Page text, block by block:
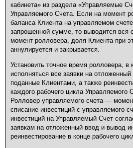
кабинета» из раздела «Управляемые
Управляемого Счета. Если на момент
баланса Клиента на управляемом
запрошенной сумме, то выводится вся
момент ролловера, доля Клиента при
аннулируется и закрывается.
Установить точное время ролловера, в
исполняться все заявки на
поданные Клиентами, а также
каждого рабочего цикла Управляемого
Ролловер управляемого счета —
списание инвестиций с управляемого
инвестиций на Управляемый Счет
заявкам на отложенный ввод и вывод
реинвестирование в конце рабочего